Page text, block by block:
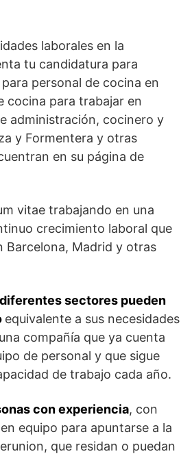
laborales en la
tu candidatura para
personal de cocina en
cocina para trabajar en
administración, cocinero y
y Formentera y otras
en su página de
vitae trabajando en una
crecimiento laboral que
Barcelona, Madrid y otras
sectores pueden
equivalente a sus necesidades
compañía que ya cuenta
de personal y que sigue
de trabajo cada año.
con experiencia, con
equipo para apuntarse a la
que residan o puedan